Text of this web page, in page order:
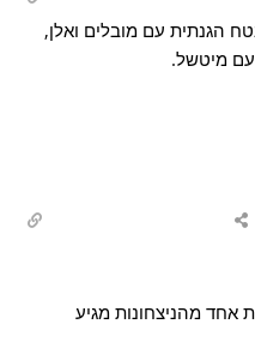
הגנתית עם מובלים ואלן,
מיטשל.
ב6, כשלפחות אחד מהניצחונות מגיע